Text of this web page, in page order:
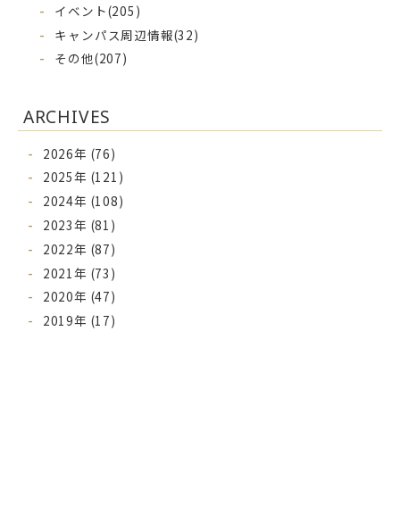
イベント(205)
キャンパス周辺情報(32)
その他(207)
ARCHIVES
2026年 (76)
2025年 (121)
2024年 (108)
2023年 (81)
2022年 (87)
2021年 (73)
2020年 (47)
2019年 (17)